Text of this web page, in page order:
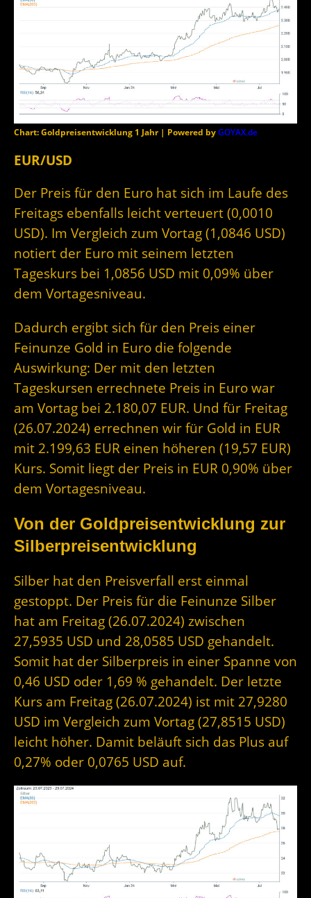
Chart: Goldpreisentwicklung 1 Jahr | Powered byGOYAX.de
EUR/USD
Der Preis für den Euro hat sich im Laufe des
Freitags ebenfalls leicht verteuert (0,0010
USD). Im Vergleich zum Vortag (1,0846 USD)
notiert der Euro mit seinem letzten
Tageskurs bei 1,0856 USD mit 0,09% über
dem Vortagesniveau.
Dadurch ergibt sich für den Preis einer
Feinunze Gold in Euro die folgende
Auswirkung: Der mit den letzten
Tageskursen errechnete Preis in Euro war
am Vortag bei 2.180,07 EUR. Und für Freitag
(26.07.2024) errechnen wir für Gold in EUR
mit 2.199,63 EUR einen höheren (19,57 EUR)
Kurs. Somit liegt der Preis in EUR 0,90% über
dem Vortagesniveau.
Von der Goldpreisentwicklung zur
Silberpreisentwicklung
Silber hat den Preisverfall erst einmal
gestoppt. Der Preis für die Feinunze Silber
hat am Freitag (26.07.2024) zwischen
27,5935 USD und 28,0585 USD gehandelt.
Somit hat der Silberpreis in einer Spanne von
0,46 USD oder 1,69 % gehandelt. Der letzte
Kurs am Freitag (26.07.2024) ist mit 27,9280
USD im Vergleich zum Vortag (27,8515 USD)
leicht höher. Damit beläuft sich das Plus auf
0,27% oder 0,0765 USD auf.